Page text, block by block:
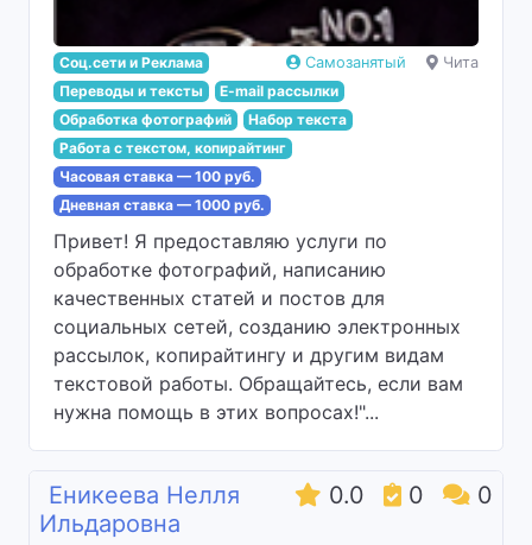
Самозанятый Чита
Соц.сети и Реклама
Переводы и тексты
E-mail рассылки
Обработка фотографий
Набор текста
Работа с текстом, копирайтинг
Часовая ставка — 100 руб.
Дневная ставка — 1000 руб.
Привет! Я предоставляю услуги по
обработке фотографий, написанию
качественных статей и постов для
социальных сетей, созданию электронных
рассылок, копирайтингу и другим видам
текстовой работы. Обращайтесь, если вам
нужна помощь в этих вопросах!"...
0.0 0 0
Еникеева Нелля
Ильдаровна